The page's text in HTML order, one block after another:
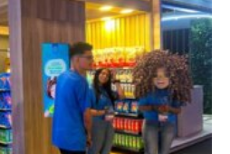
Inovação No Brasil
Do Prezunic No Rio
Week 2026